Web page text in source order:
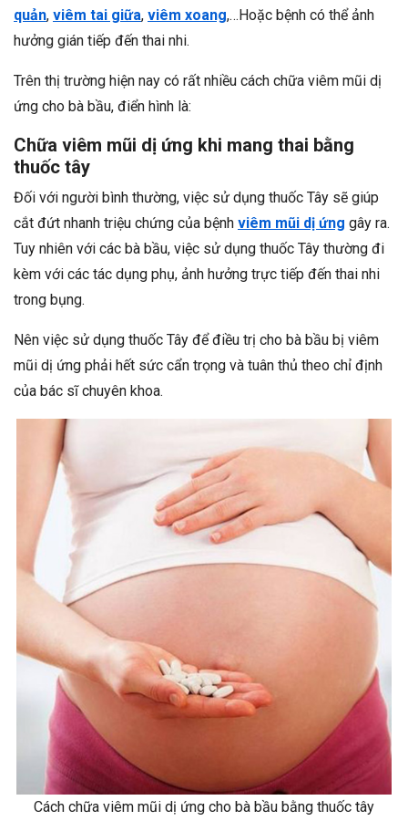
quản, viêm tai giữa, viêm xoang,…Hoặc bệnh có thể ảnh
hưởng gián tiếp đến thai nhi.
Trên thị trường hiện nay có rất nhiều cách chữa viêm mũi dị
ứng cho bà bầu, điển hình là:
Chữa viêm mũi dị ứng khi mang thai bằng
thuốc tây
Đối với người bình thường, việc sử dụng thuốc Tây sẽ giúp
cắt đứt nhanh triệu chứng của bệnh viêm mũi dị ứng gây ra.
Tuy nhiên với các bà bầu, việc sử dụng thuốc Tây thường đi
kèm với các tác dụng phụ, ảnh hưởng trực tiếp đến thai nhi
trong bụng.
Nên việc sử dụng thuốc Tây để điều trị cho bà bầu bị viêm
mũi dị ứng phải hết sức cẩn trọng và tuân thủ theo chỉ định
của bác sĩ chuyên khoa.
Cách chữa viêm mũi dị ứng cho bà bầu bằng thuốc tây